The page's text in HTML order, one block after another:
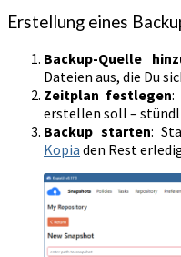
Erstellung eines
Backup-Quelle
Dateien aus, die Du
Zeitplan festlegen:
erstellen soll –
Backup starten:
Kopia den Rest